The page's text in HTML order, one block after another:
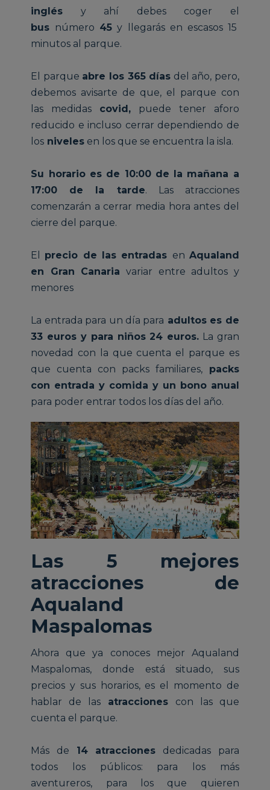
inglés y ahí debes coger el
bus número 45 y llegarás en escasos 15
minutos al parque.
El parque abre los 365 días del año, pero,
debemos avisarte de que, el parque con
las medidas covid, puede tener aforo
reducido e incluso cerrar dependiendo de
los niveles en los que se encuentra la isla.
Su horario es de 10:00 de la mañana a
17:00 de la tarde. Las atracciones
comenzarán a cerrar media hora antes del
cierre del parque.
El precio de las entradas en Aqualand
en Gran Canaria variar entre adultos y
menores
La entrada para un día para adultos es de
33 euros y para niños 24 euros. La gran
novedad con la que cuenta el parque es
que cuenta con packs familiares,packs
con entrada y comida y un bono anual
para poder entrar todos los días del año.
Las 5 mejores
atracciones de
Aqualand
Maspalomas
Ahora que ya conoces mejor Aqualand
Maspalomas, donde está situado, sus
precios y sus horarios, es el momento de
hablar de las atracciones con las que
cuenta el parque.
Más de 14 atracciones dedicadas para
todos los públicos: para los más
aventureros, para los que quieren